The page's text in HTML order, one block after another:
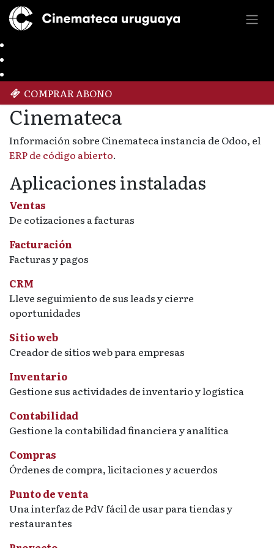
COMPRAR ABONO
Cinemateca
Información sobre Cinemateca instancia de Odoo, el
ERP de código abierto.
Aplicaciones instaladas
Ventas
De cotizaciones a facturas
Facturación
Facturas y pagos
CRM
Lleve seguimiento de sus leads y cierre
oportunidades
Sitio web
Creador de sitios web para empresas
Inventario
Gestione sus actividades de inventario y logística
Contabilidad
Gestione la contabilidad financiera y analítica
Compras
Órdenes de compra, licitaciones y acuerdos
Punto de venta
Una interfaz de PdV fácil de usar para tiendas y
restaurantes